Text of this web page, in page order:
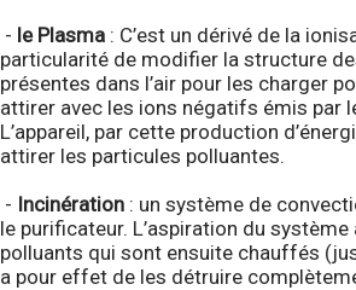
- le Plasma : C’est un dérivé de la
particularité de modifier la structure
présentes dans l’air pour les charger
attirer avec les ions négatifs émis par
L’appareil, par cette production
attirer les particules polluantes.
- Incinération : un système de
le purificateur. L’aspiration du
polluants qui sont ensuite chauffés
a pour effet de les détruire